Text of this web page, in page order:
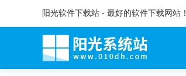
阳光软件下载站 - 最好的软件下载网站！